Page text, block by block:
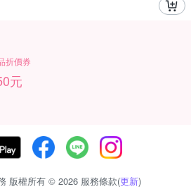
折價券
元
版權所有 © 2026 服務條款(更新)